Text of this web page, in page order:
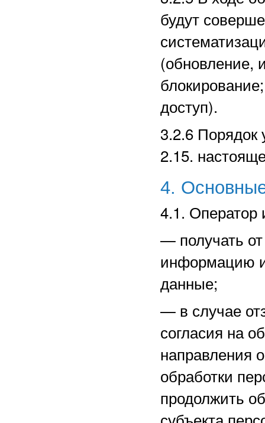
будут
(обновление,
доступ).
3.2.6 Порядок
2.15.
4.
4.1. Оператор
— получать
информацию
данные;
— в случае
согласия на
направления
обработки
продолжить